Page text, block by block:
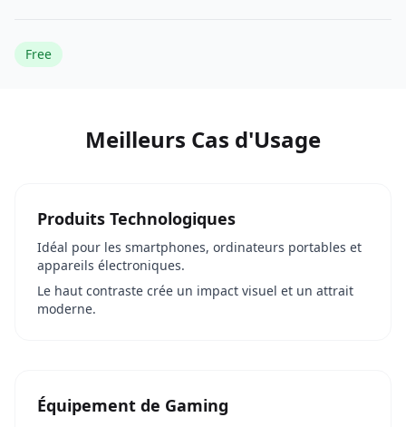
Free
Meilleurs Cas d'Usage
Produits Technologiques
Idéal pour les smartphones, ordinateurs portables et
appareils électroniques.
Le haut contraste crée un impact visuel et un attrait
moderne.
Équipement de Gaming